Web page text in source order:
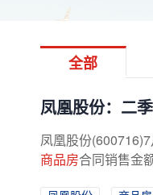
全部
凤凰股份：二
凤凰股份
商品房合同销售金